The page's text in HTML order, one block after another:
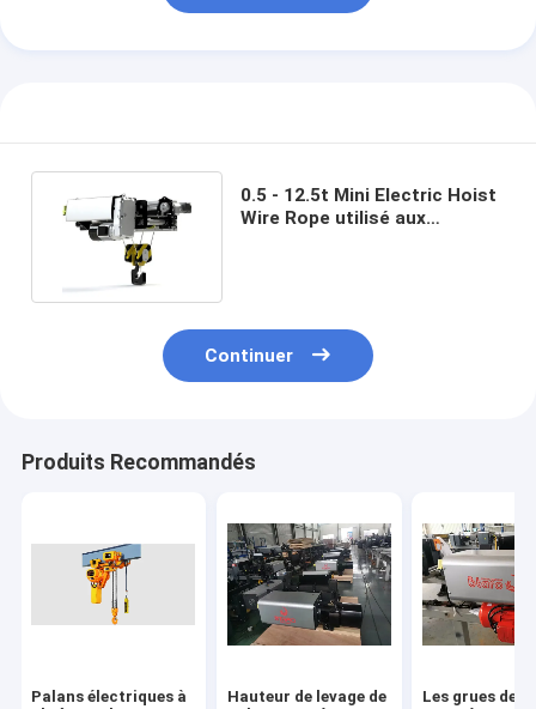
0.5 - 12.5t Mini Electric Hoist
Wire Rope utilisé aux
Continuer
Produits Recommandés
Palans électriques à
Hauteur de levage de
Les grues de